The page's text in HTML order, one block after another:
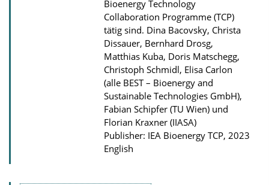
l
o
a
d
s
Bioenergy Technology
Collaboration Programme (TCP)
tätig sind. Dina Bacovsky, Christa
Dissauer, Bernhard Drosg,
Matthias Kuba, Doris Matschegg,
Christoph Schmidl, Elisa Carlon
(alle BEST – Bioenergy and
Sustainable Technologies GmbH),
Fabian Schipfer (TU Wien) und
Florian Kraxner (IIASA)
Publisher: IEA Bioenergy TCP, 2023
English